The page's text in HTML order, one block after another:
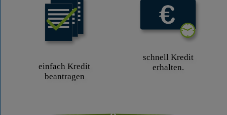
einfach Kredit
beantragen
schnell Kredit
erhalten.